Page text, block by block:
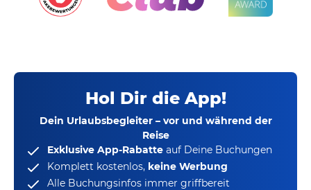
Hol Dir die App!
Dein Urlaubsbegleiter – vor und während der
Reise
Exklusive App-Rabatte auf Deine Buchungen
Komplett kostenlos, keine Werbung
Alle Buchungsinfos immer griffbereit